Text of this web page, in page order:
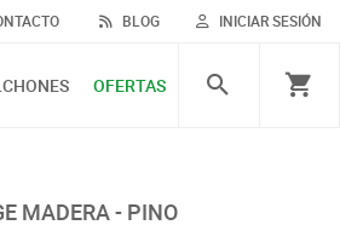
INICIAR SESIÓN
BLOG
OFERTAS
MADERA - PINO